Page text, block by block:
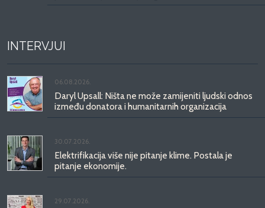
INTERVJUI
06.08.2026.
Daryl Upsall: Ništa ne može zamijeniti ljudski odnos
između donatora i humanitarnih organizacija
30.07.2026.
Elektrifikacija više nije pitanje klime. Postala je
pitanje ekonomije.
29.07.2026.